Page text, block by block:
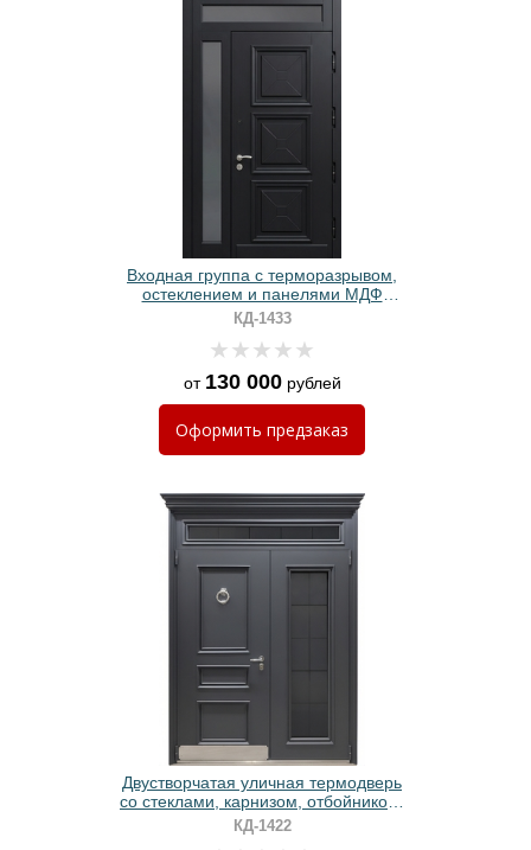
Входная группа с терморазрывом,
остеклением и панелями МДФ
черного цвета с багетом
КД-1433
от 130 000рублей
Оформить предзаказ
Двустворчатая уличная термодверь
со стеклами, карнизом, отбойником,
кнокером, металлобагетом и серым
полимерным покрытием
КД-1422